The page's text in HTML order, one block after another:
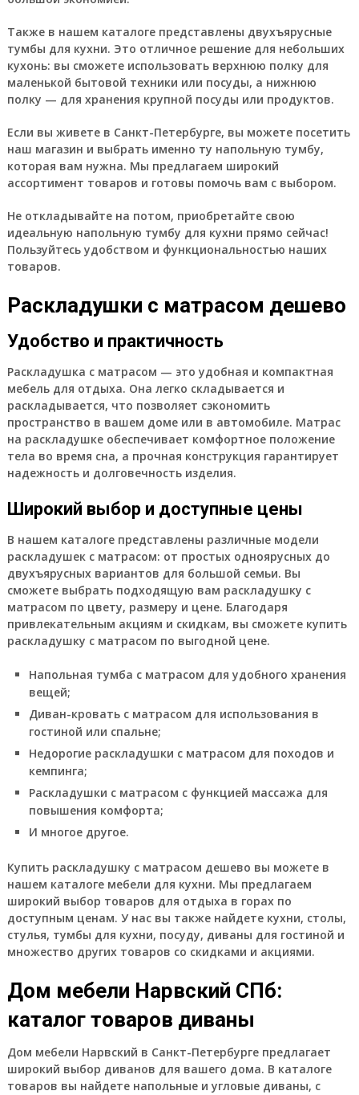
Также в нашем каталоге представлены двухъярусные
тумбы для кухни. Это отличное решение для небольших
кухонь: вы сможете использовать верхнюю полку для
маленькой бытовой техники или посуды, а нижнюю
полку — для хранения крупной посуды или продуктов.
Если вы живете в Санкт-Петербурге, вы можете посетить
наш магазин и выбрать именно ту напольную тумбу,
которая вам нужна. Мы предлагаем широкий
ассортимент товаров и готовы помочь вам с выбором.
Не откладывайте на потом, приобретайте свою
идеальную напольную тумбу для кухни прямо сейчас!
Пользуйтесь удобством и функциональностью наших
товаров.
Раскладушки с матрасом дешево
Удобство и практичность
Раскладушка с матрасом — это удобная и компактная
мебель для отдыха. Она легко складывается и
раскладывается, что позволяет сэкономить
пространство в вашем доме или в автомобиле. Матрас
на раскладушке обеспечивает комфортное положение
тела во время сна, а прочная конструкция гарантирует
надежность и долговечность изделия.
Широкий выбор и доступные цены
В нашем каталоге представлены различные модели
раскладушек с матрасом: от простых одноярусных до
двухъярусных вариантов для большой семьи. Вы
сможете выбрать подходящую вам раскладушку с
матрасом по цвету, размеру и цене. Благодаря
привлекательным акциям и скидкам, вы сможете купить
раскладушку с матрасом по выгодной цене.
Напольная тумба с матрасом для удобного хранения
вещей;
Диван-кровать с матрасом для использования в
гостиной или спальне;
Недорогие раскладушки с матрасом для походов и
кемпинга;
Раскладушки с матрасом с функцией массажа для
повышения комфорта;
И многое другое.
Купить раскладушку с матрасом дешево вы можете в
нашем каталоге мебели для кухни. Мы предлагаем
широкий выбор товаров для отдыха в горах по
доступным ценам. У нас вы также найдете кухни, столы,
стулья, тумбы для кухни, посуду, диваны для гостиной и
множество других товаров со скидками и акциями.
Дом мебели Нарвский СПб:
каталог товаров диваны
Дом мебели Нарвский в Санкт-Петербурге предлагает
широкий выбор диванов для вашего дома. В каталоге
товаров вы найдете напольные и угловые диваны, с